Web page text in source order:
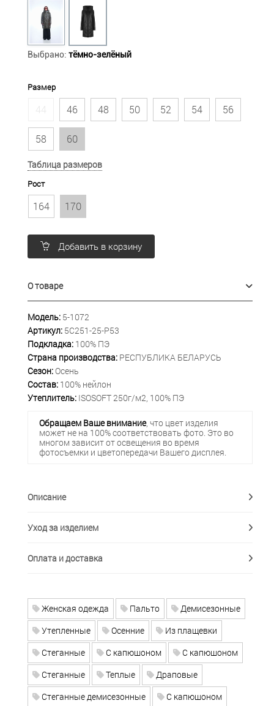
Выбрано: тёмно-зелёный
Размер
44 46 48 50 52 54 56
58 60
Таблица размеров
Рост
164 170
Добавить в корзину
О товаре
Модель: 5-1072
Артикул: 5С251-25-Р53
Подкладка: 100% ПЭ
Страна производства: РЕСПУБЛИКА БЕЛАРУСЬ
Сезон:Осень
Состав: 100% нейлон
Утеплитель: ISOSOFT 250г/м2, 100% ПЭ
Обращаем Ваше внимание, что цвет изделия
может не на 100% соответствовать фото. Это во
многом зависит от освещения во время
фотосъемки и цветопередачи Вашего дисплея.
Описание
Уход за изделием
Оплата и доставка
Женская одежда Пальто
Демисезонные
Утепленные
Осенние
Из плащевки
Стеганные
С капюшоном
С капюшоном
Стеганные
Теплые
Драповые
Стеганные демисезонные
С капюшоном